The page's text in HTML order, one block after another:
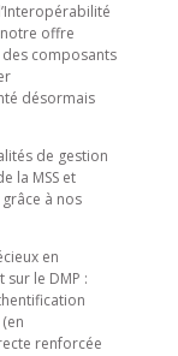
notre offre
des composants
désormais
de gestion
la MSS et
grâce à nos
en
sur le DMP :
renforcée